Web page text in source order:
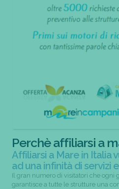
Perchè affiliarsi a
Affiliarsi a Mare in Italia
ad una infinità di servizi
Il gran numero di visitatori che ogni
garantisce a tutte le strutture una